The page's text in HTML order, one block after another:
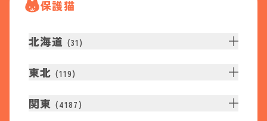
保護猫
北海道 (31 )
東北 (119)
関東 (4187 )